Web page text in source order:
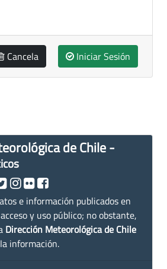
Cancela Iniciar Sesión
de Chile -
e información publicados en
y uso público; no obstante,
Dirección Meteorológica de Chile
información.